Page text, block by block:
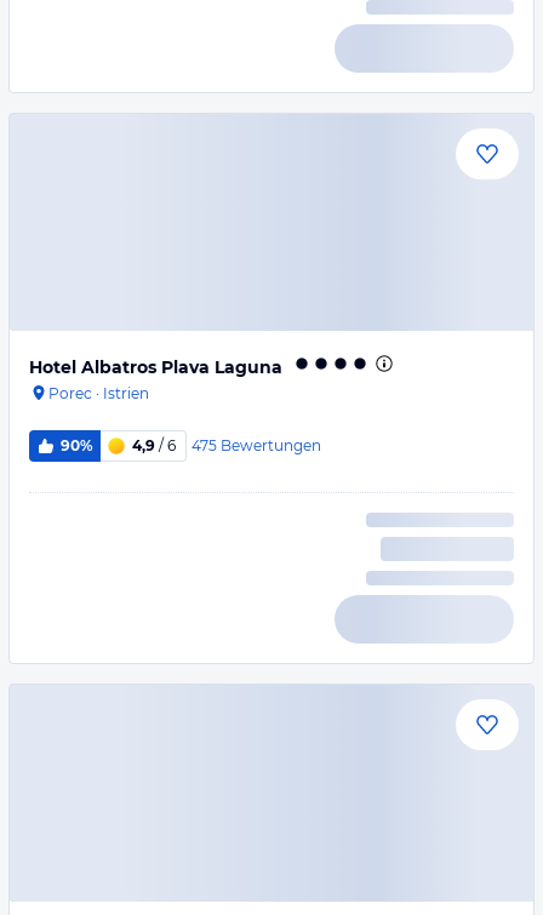
Hotel Albatros Plava Laguna
Porec · Istrien
90% 4,9 / 6 475 Bewertungen